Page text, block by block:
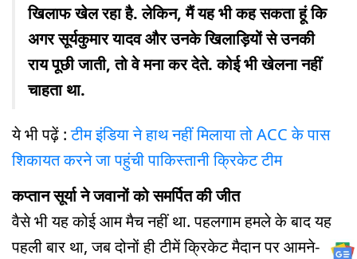
खि‍लाफ खेल रहा है. लेकिन, मैं यह भी कह सकता हूं कि
अगर सूर्यकुमार यादव और उनके खिलाड़ियों से उनकी
राय पूछी जाती, तो वे मना कर देते. कोई भी खेलना नहीं
चाहता था.
ये भी पढ़ें :टीम इंडिया ने हाथ नहीं मिलाया तो ACC के पास
शिकायत करने जा पहुंची पाकिस्तानी क्रिकेट टीम
कप्तान सूर्या ने जवानों को समर्पित की जीत
वैसे भी यह कोई आम मैच नहीं था. पहलगाम हमले के बाद यह
पहली बार था, जब दोनों ही टीमें क्र‍िकेट मैदान पर आमने-